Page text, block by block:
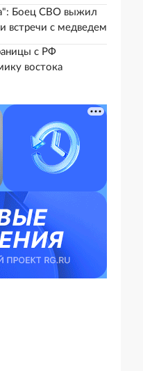
Боец СВО выжил
встречи с медведем
с РФ
востока